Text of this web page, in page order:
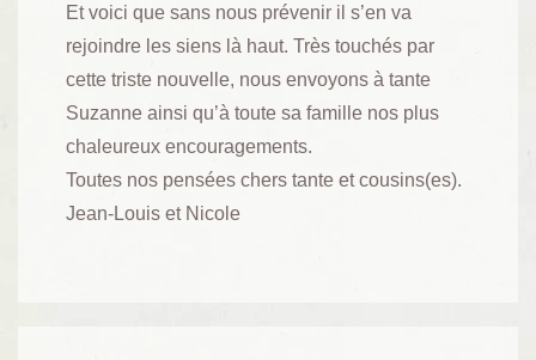
Et voici que sans nous prévenir il s’en va
rejoindre les siens là haut. Très touchés par
cette triste nouvelle, nous envoyons à tante
Suzanne ainsi qu’à toute sa famille nos plus
chaleureux encouragements.
Toutes nos pensées chers tante et cousins(es).
Jean-Louis et Nicole